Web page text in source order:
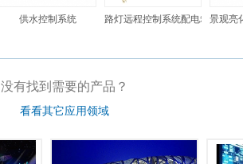
供水控制系统 路灯远程控制系统配电箱 景观亮
没有找到需要的产品？
看看其它应用领域